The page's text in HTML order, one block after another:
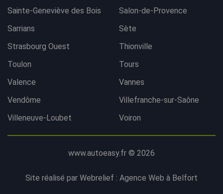
Contacter l'agence
Sainte-Geneviève des Bois
Salon-de-Provence
Sarrians
Sète
Strasbourg Ouest
Thionville
Toulon
Tours
Valence
Vannes
Vendôme
Villefranche-sur-Saône
Villeneuve-Loubet
Voiron
www.autoeasy.fr © 2026
Site réalisé par Webrelief : Agence Web à Belfort